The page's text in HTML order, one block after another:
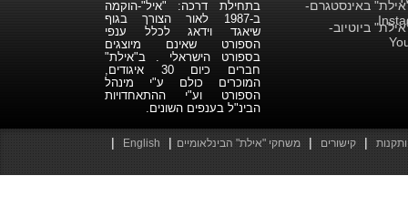
בתחילת דרכה: "איל"-הוקמה
ב-1987 לאור הצורך בגוף
שיאגד וידאג לכלל ענפי
הספורט שאינם מיוצגים
בספורט הישראלי . ב"אילת"
חברים כיום 30 איגודים,
המוכרים כולם ע"י מינהל
הספורט וע"י ההתאחדויות
הבינ"ל בענפים השונים.
באינסטגרם-
ביוטיוב-
| קישורים | משחקי "אילת" הבינלאומיים |
English
|